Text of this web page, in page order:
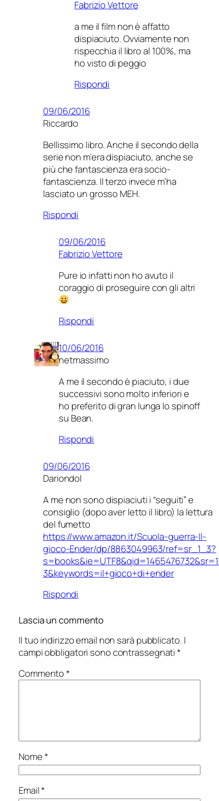
Fabrizio Vettore
a me il film non è affatto
dispiaciuto. Ovviamente non
rispecchia il libro al 100%, ma
ho visto di peggio
Rispondi
09/06/2016
Riccardo
Bellissimo libro. Anche il secondo della
serie non m’era dispiaciuto, anche se
più che fantascienza era socio-
fantascienza. Il terzo invece m’ha
lasciato un grosso MEH.
Rispondi
09/06/2016
Fabrizio Vettore
Pure io infatti non ho avuto il
coraggio di proseguire con gli altri
Rispondi
10/06/2016
netmassimo
A me il secondo è piaciuto, i due
successivi sono molto inferiori e
ho preferito di gran lunga lo spinoff
su Bean.
Rispondi
09/06/2016
Dariondol
A me non sono dispiaciuti i “seguiti” e
consiglio (dopo aver letto il libro) la lettura
del fumetto
https://www.amazon.it/Scuola-guerra-Il-
gioco-Ender/dp/8863049963/ref=sr_1_3?
3&keywords=il+gioco+di+ender
Rispondi
Lascia un commento
Il tuo indirizzo email non sarà pubblicato. I
campi obbligatori sono contrassegnati*
Commento*
Nome*
Email*